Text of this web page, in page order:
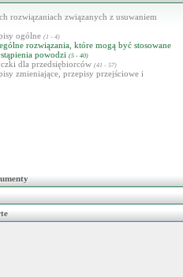
rozwiązaniach związanych z usuwaniem
ogólne (1 - 4)
rozwiązania, które mogą być stosowane
powodzi (5 - 40)
dla przedsiębiorców (41 - 57)
zmieniające, przepisy przejściowe i